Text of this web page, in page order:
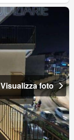
Visualizza foto